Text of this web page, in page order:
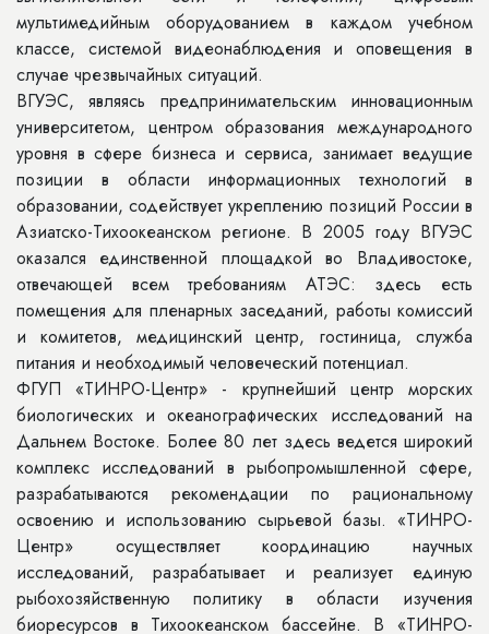
мультимедийным оборудованием в каждом учебном
классе, системой видеонаблюдения и оповещения в
случае чрезвычайных ситуаций.
ВГУЭС, являясь предпринимательским инновационным
университетом, центром образования международного
уровня в сфере бизнеса и сервиса, занимает ведущие
позиции в области информационных технологий в
образовании, содействует укреплению позиций России в
Азиатско-Тихоокеанском регионе. В 2005 году ВГУЭС
оказался единственной площадкой во Владивостоке,
отвечающей всем требованиям АТЭС: здесь есть
помещения для пленарных заседаний, работы комиссий
и комитетов, медицинский центр, гостиница, служба
питания и необходимый человеческий потенциал.
ФГУП «ТИНРО-Центр» - крупнейший центр морских
биологических и океанографических исследований на
Дальнем Востоке. Более 80 лет здесь ведется широкий
комплекс исследований в рыбопромышленной сфере,
разрабатываются рекомендации по рациональному
освоению и использованию сырьевой базы. «ТИНРО-
Центр» осуществляет координацию научных
исследований, разрабатывает и реализует единую
рыбохозяйственную политику в области изучения
биоресурсов в Тихоокеанском бассейне. В «ТИНРО-